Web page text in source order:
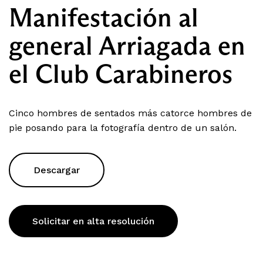
Manifestación al
general Arriagada en
el Club Carabineros
Cinco hombres de sentados más catorce hombres de
pie posando para la fotografía dentro de un salón.
Descargar
Solicitar en alta resolución